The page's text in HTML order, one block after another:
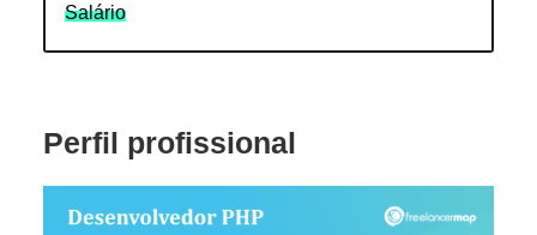
Salário
Perfil profissional